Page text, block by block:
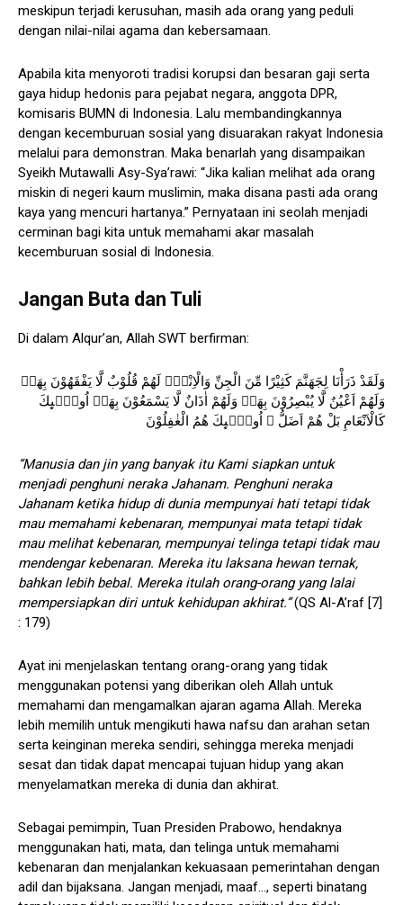
meskipun terjadi kerusuhan, masih ada orang yang peduli
dengan nilai-nilai agama dan kebersamaan.
Apabila kita menyoroti tradisi korupsi dan besaran gaji serta
gaya hidup hedonis para pejabat negara, anggota DPR,
komisaris BUMN di Indonesia. Lalu membandingkannya
dengan kecemburuan sosial yang disuarakan rakyat Indonesia
melalui para demonstran. Maka benarlah yang disampaikan
Syeikh Mutawalli Asy-Sya’rawi: “Jika kalian melihat ada orang
miskin di negeri kaum muslimin, maka disana pasti ada orang
kaya yang mencuri hartanya.” Pernyataan ini seolah menjadi
cerminan bagi kita untuk memahami akar masalah
kecemburuan sosial di Indonesia.
Jangan Buta dan Tuli
Di dalam Alqur’an, Allah SWT berfirman:
وَلَقَدْ ذَرَأْنَا لِجَهَنَّمَ كَثِيْرًا مِّنَ الْجِنِّ وَالْاِنْسِۖ لَهُمْ قُلُوْبٌ لَّا يَفْقَهُوْنَ بِهَاۖ
وَلَهُمْ اَعْيُنٌ لَّا يُبْصِرُوْنَ بِهَاۖ وَلَهُمْ اٰذَانٌ لَّا يَسْمَعُوْنَ بِهَاۗ اُولٰۤىِٕكَ
كَالْاَنْعَامِ بَلْ هُمْ اَضَلُّ ۗ اُولٰۤىِٕكَ هُمُ الْغٰفِلُوْنَ
“Manusia dan jin yang banyak itu Kami siapkan untuk
menjadi penghuni neraka Jahanam. Penghuni neraka
Jahanam ketika hidup di dunia mempunyai hati tetapi tidak
mau memahami kebenaran, mempunyai mata tetapi tidak
mau melihat kebenaran, mempunyai telinga tetapi tidak mau
mendengar kebenaran. Mereka itu laksana hewan ternak,
bahkan lebih bebal. Mereka itulah orang-orang yang lalai
mempersiapkan diri untuk kehidupan akhirat.”(QS Al-A’raf [7]
: 179)
Ayat ini menjelaskan tentang orang-orang yang tidak
menggunakan potensi yang diberikan oleh Allah untuk
memahami dan mengamalkan ajaran agama Allah. Mereka
lebih memilih untuk mengikuti hawa nafsu dan arahan setan
serta keinginan mereka sendiri, sehingga mereka menjadi
sesat dan tidak dapat mencapai tujuan hidup yang akan
menyelamatkan mereka di dunia dan akhirat.
Sebagai pemimpin, Tuan Presiden Prabowo, hendaknya
menggunakan hati, mata, dan telinga untuk memahami
kebenaran dan menjalankan kekuasaan pemerintahan dengan
adil dan bijaksana. Jangan menjadi, maaf…, seperti binatang